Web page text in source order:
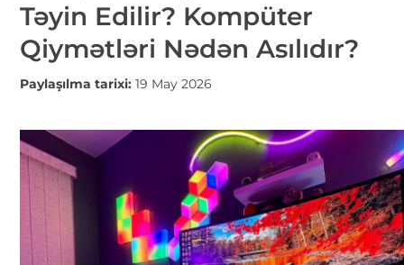
Təyin Edilir? Kompüter
Qiymətləri Nədən Asılıdır?
Paylaşılma tarixi:19 May 2026